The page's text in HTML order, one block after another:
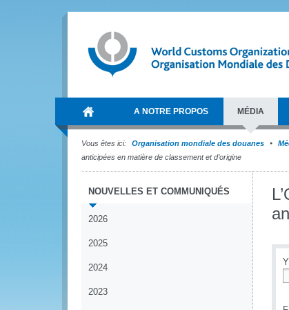
A NOTRE PROPOS MÉDIA
Vous êtes ici: Organisation mondiale des douanes
anticipées en matière de classement et d’origine
NOUVELLES ET COMMUNIQUÉS
2026
2025
2024
2023